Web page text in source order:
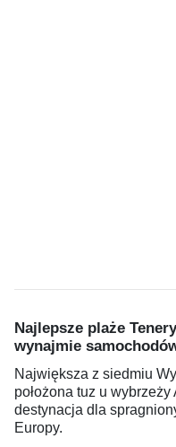
Najlepsze plaże
wynajmie
Największa z siedmiu
położona tuz u
destynacja dla
Europy.